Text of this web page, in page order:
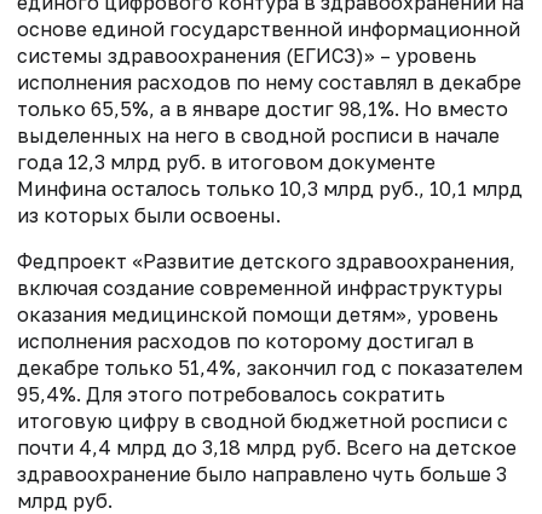
основе единой государственной информационной
системы здравоохранения (ЕГИСЗ)» – уровень
исполнения расходов по нему составлял в декабре
только 65,5%, а в январе достиг 98,1%. Но вместо
выделенных на него в сводной росписи в начале
года 12,3 млрд руб. в итоговом документе
Минфина осталось только 10,3 млрд руб., 10,1 млрд
из которых были освоены.
Федпроект «Развитие детского здравоохранения,
включая создание современной инфраструктуры
оказания медицинской помощи детям», уровень
исполнения расходов по которому достигал в
декабре только 51,4%, закончил год с показателем
95,4%. Для этого потребовалось сократить
итоговую цифру в сводной бюджетной росписи с
почти 4,4 млрд до 3,18 млрд руб. Всего на детское
здравоохранение было направлено чуть больше 3
млрд руб.